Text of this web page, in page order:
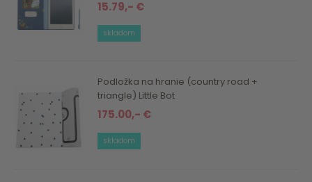
15.79,- €
skladom
Podložka na hranie (country road +
triangle) Little Bot
175.00,- €
skladom